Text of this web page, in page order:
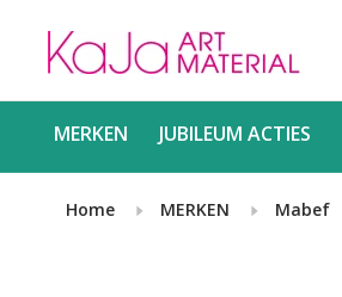
MERKEN JUBILEUM ACTIES
Home MERKEN Mabef